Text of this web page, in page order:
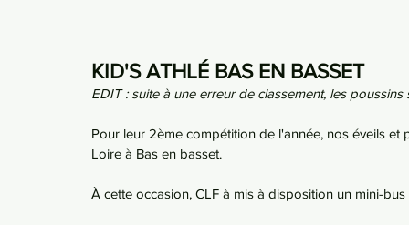
KID'S ATHLÉ BAS EN BASSET
EDIT : suite à une erreur de classement, les
Pour leur 2ème compétition de l'année, nos éveils
Loire à Bas en basset.
À cette occasion, CLF à mis à disposition un mini-